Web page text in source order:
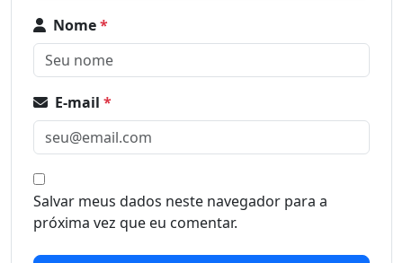
Nome*
E-mail *
Salvar meus dados neste navegador para a
próxima vez que eu comentar.